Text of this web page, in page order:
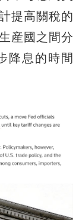
提高關稅的
産國之間分
降息的時間